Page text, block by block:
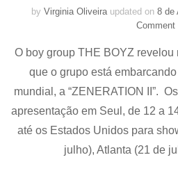
by Virginia Oliveira updated on 8 de
Comment
O boy group THE BOYZ
que o grupo está
mundial, a “ZENERATION II”.
apresentação em Seul, de 12 a
até os Estados Unidos para
julho), Atlanta (21 de